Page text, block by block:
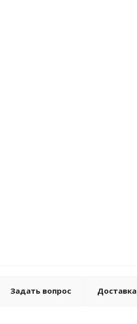
Задать вопрос Доставка